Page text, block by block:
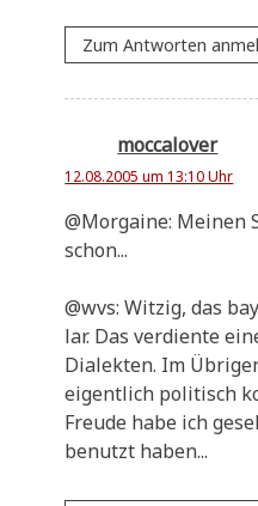
Zum Antworten
moccalover
12.08.2005 um 13:10 Uhr
@Morgaine: Mei­nen
schon...
@wvs: Wit­zig, das
lar. Das ver­dien­te
Dia­lek­ten. Im
eigent­lich poli­tisch
Freu­de habe ich
benutzt haben...